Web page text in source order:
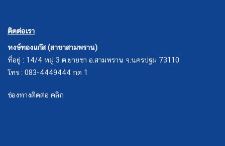
ติดต่อเรา
หงษ์ทองแก๊ส (สาขาสามพราน)
ที่อยู่ : 14/4 หมู่ 3 ต.ยายชา อ.สามพราน จ.นครปฐม 73110
โทร : 083-4449444 กด 1
ช่องทางติดต่อ คลิก